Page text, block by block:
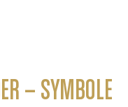
– SYMBOLE